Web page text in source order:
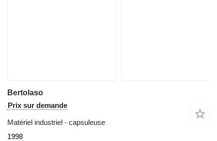
Bertolaso
Prix sur demande
Matériel industriel - capsuleuse
1998